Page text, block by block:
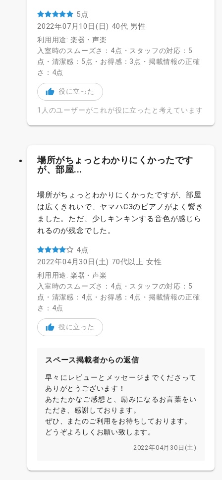
5点
2022年07月10日(日) 40代 男性
利用用途: 楽器・声楽
入室時のスムーズさ：4点・スタッフの対応：5
点・清潔感：5点・お得感：3点・掲載情報の正確
さ：4点
役に立った
1人のユーザーがこれが役に立ったと考えています
場所がちょっとわかりにくかったです
が、部屋...
場所がちょっとわかりにくかったですが、部屋
は広くきれいで、ヤマハC3のピアノがよく響き
ました。ただ、少しキンキンする音色が感じら
れるのが残念でした。
4点
2022年04月30日(土) 70代以上 女性
利用用途: 楽器・声楽
入室時のスムーズさ：4点・スタッフの対応：5
点・清潔感：4点・お得感：4点・掲載情報の正確
さ：4点
役に立った
スペース掲載者からの返信
早々にレビューとメッセージまでくださって
ありがとうございます！
あたたかなご感想と、励みになるお言葉をい
ただき、感謝しております。
ぜひ、またのご利用をお待ちしております。
どうぞよろしくお願い致します。
2022年04月30日(土)